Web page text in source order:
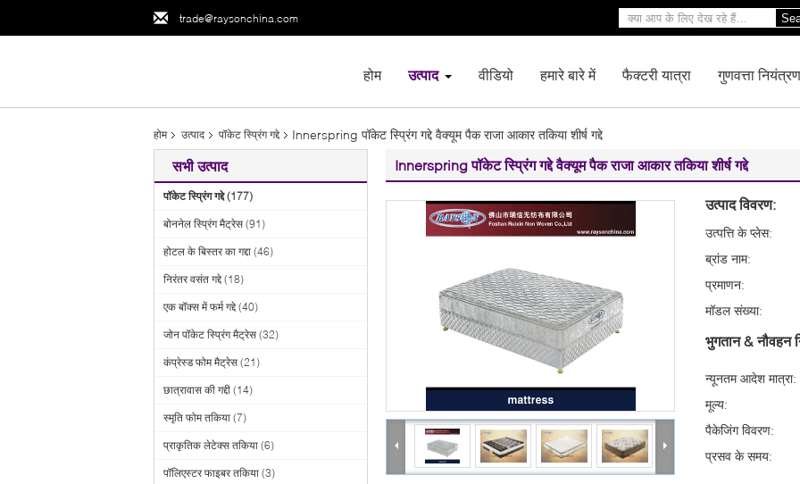
trade@raysonchina.com
होम उत्पाद वीडियो हमारे बारे में फैक्टरी यात्रा गुणवत्ता नियंत्रण
होम उत्पाद पॉकेट स्प्रिंग गद्दे Innerspring पॉकेट स्प्रिंग गद्दे वैक्यूम पैक राजा आकार तकिया शीर्ष गद्दे
सभी उत्पाद
पॉकेट स्प्रिंग गद्दे (177)
बोननेल स्प्रिंग मैट्रेस (91)
होटल के बिस्तर का गद्दा (46)
निरंतर वसंत गद्दे (18)
एक बॉक्स में फर्म गद्दे (40)
जोन पॉकेट स्प्रिंग मैट्रेस (32)
कंप्रेस्ड फोम मैट्रेस (21)
छात्रावास की गद्दी (14)
स्मृति फोम तकिया (7)
प्राकृतिक लेटेक्स तकिया (6)
पॉलिएस्टर फाइबर तकिया (3)
Innerspring पॉकेट स्प्रिंग गद्दे वैक्यूम पैक राजा आकार तकिया शीर्ष गद्दे
उत्पाद विवरण:
उत्पत्ति के प्लेस:
ब्रांड नाम:
प्रमाणन:
मॉडल संख्या:
भुगतान & नौवहन
न्यूनतम आदेश मात्रा:
मूल्य:
पैकेजिंग विवरण:
प्रसव के समय: